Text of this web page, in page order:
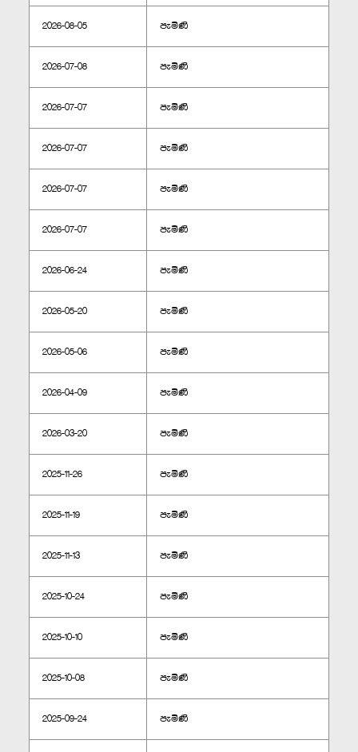
2026-08-05 පැමිණි
2026-07-08 පැමිණි
2026-07-07 පැමිණි
2026-07-07 පැමිණි
2026-07-07 පැමිණි
2026-07-07 පැමිණි
2026-06-24 පැමිණි
2026-05-20 පැමිණි
2026-05-06 පැමිණි
2026-04-09 පැමිණි
2026-03-20 පැමිණි
2025-11-26 පැමිණි
2025-11-19 පැමිණි
2025-11-13 පැමිණි
2025-10-24 පැමිණි
2025-10-10 පැමිණි
2025-10-08 පැමිණි
2025-09-24 පැමිණි